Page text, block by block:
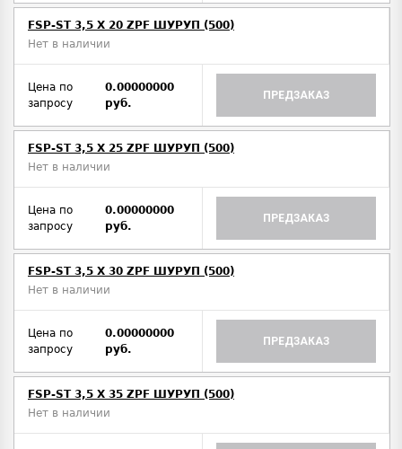
FSP-ST 3,5 X 20 ZPF ШУРУП (500)
Нет в наличии
Цена по
запросу
0.00000000
руб.
ПРЕДЗАКАЗ
FSP-ST 3,5 X 25 ZPF ШУРУП (500)
Нет в наличии
Цена по
запросу
0.00000000
руб.
ПРЕДЗАКАЗ
FSP-ST 3,5 X 30 ZPF ШУРУП (500)
Нет в наличии
Цена по
запросу
0.00000000
руб.
ПРЕДЗАКАЗ
FSP-ST 3,5 X 35 ZPF ШУРУП (500)
Нет в наличии